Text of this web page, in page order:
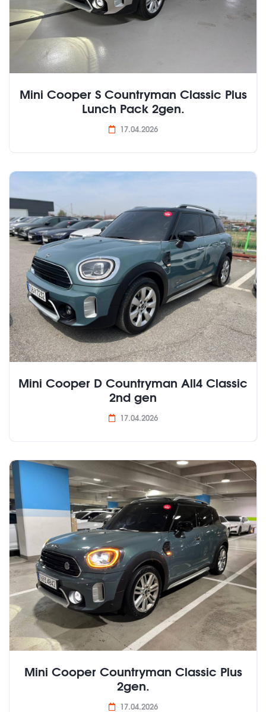
Mini Cooper S Countryman Classic Plus
Lunch Pack 2gen.
17.04.2026
Mini Cooper D Countryman All4 Classic
2nd gen
17.04.2026
Mini Cooper Countryman Classic Plus
2gen.
17.04.2026